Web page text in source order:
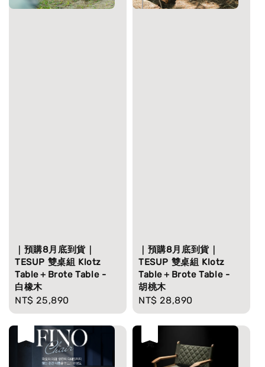
｜預購8月底到貨｜
TESUP 雙桌組 Klotz
Table＋Brote Table -
白橡木
Regular
price
NT$ 25,890
｜預購8月底到貨｜
TESUP 雙桌組 Klotz
Table＋Brote Table -
胡桃木
Regular
price
NT$ 28,890